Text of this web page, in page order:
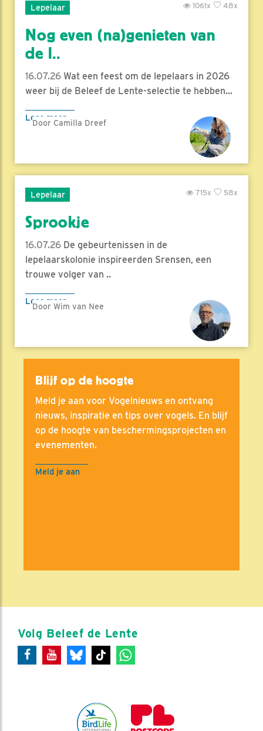
Lepelaar 48x
1061x
Nog even (na)genieten van
de l..
16.07.26 Wat een feest om de lepelaars in 2026
weer bij de Beleef de Lente-selectie te hebben...
Lees meer
Door Camilla Dreef
Lepelaar 58x
715x
Sprookje
16.07.26 De gebeurtenissen in de
lepelaarskolonie inspireerden Srensen, een
trouwe volger van ..
Lees meer
Door Wim van Nee
Blijf op de hoogte
Meld je aan voor Vogelnieuws en ontvang
nieuws, inspiratie en tips over vogels. En blijf
op de hoogte van beschermingsprojecten en
evenementen.
Meld je aan
Volg Beleef de Lente